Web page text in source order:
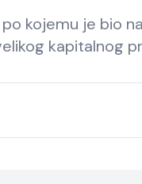
kojemu je bio
kapitalnog